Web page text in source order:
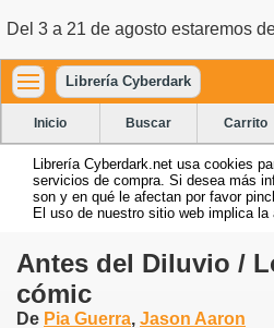
Del 3 a 21 de agosto estaremos
Librería Cyberdark
Inicio Buscar Carrito
Librería Cyberdark.net usa cookies
servicios de compra. Si desea más
son y en qué le afectan por favor
El uso de nuestro sitio web implica
Antes del Diluvio /
cómic
De Pia Guerra, Jason Aaron